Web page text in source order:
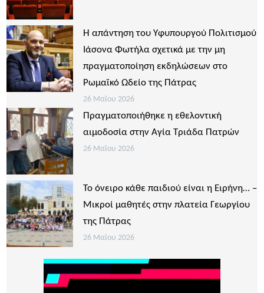
Η απάντηση του Υφυπουργού Πολιτισμού
Ιάσονα Φωτήλα σχετικά με την μη
πραγματοποίηση εκδηλώσεων στο
Ρωμαϊκό Ωδείο της Πάτρας
26 Μαΐου 2026
Πραγματοποιήθηκε η εθελοντική
αιμοδοσία στην Αγία Τριάδα Πατρών
26 Μαΐου 2026
Το όνειρο κάθε παιδιού είναι η Ειρήνη… –
Μικροί μαθητές στην πλατεία Γεωργίου
της Πάτρας
26 Μαΐου 2026